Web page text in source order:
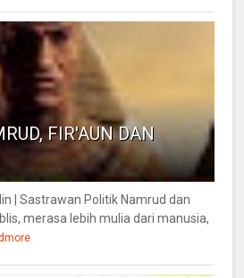
FIR'AUN DAN
| Sastrawan Politik Namrud dan
merasa lebih mulia dari manusia,